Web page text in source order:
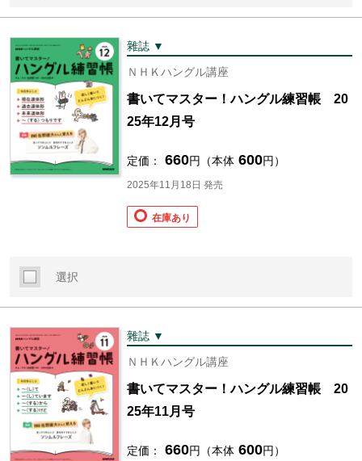
雜誌 ▼
ＮＨＫハングル講座
書いてマスター！ハングル練習帳 20
25年12月号
定価： 660円（本体 600円）
2025年11月18日 発売
在庫あり
選択
雜誌 ▼
ＮＨＫハングル講座
書いてマスター！ハングル練習帳 20
25年11月号
定価： 660円（本体 600円）